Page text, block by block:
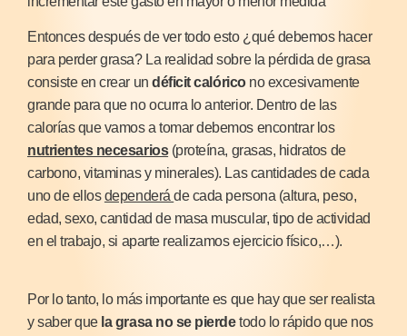
Entonces después de ver todo esto ¿qué debemos hacer
para perder grasa? La realidad sobre la pérdida de grasa
consiste en crear undéficit calóricono excesivamente
grande para que no ocurra lo anterior. Dentro de las
calorías que vamos a tomar debemos encontrar los
nutrientes necesarios(proteína, grasas, hidratos de
carbono, vitaminas y minerales). Las cantidades de cada
uno de ellosdependeráde cada persona (altura, peso,
edad, sexo, cantidad de masa muscular, tipo de actividad
en el trabajo, si aparte realizamos ejercicio físico,…).
Por lo tanto, lo más importante es que hay que ser realista
y saber que la grasa no se pierdetodo lo rápido que nos